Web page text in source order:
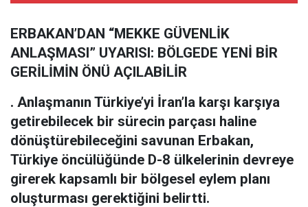
ERBAKAN’DAN “MEKKE GÜVENLİK
ANLAŞMASI” UYARISI: BÖLGEDE YENİ BİR
GERİLİMİN ÖNÜ AÇILABİLİR
. Anlaşmanın Türkiye’yi İran’la karşı karşıya
getirebilecek bir sürecin parçası haline
dönüştürebileceğini savunan Erbakan,
Türkiye öncülüğünde D-8 ülkelerinin devreye
girerek kapsamlı bir bölgesel eylem planı
oluşturması gerektiğini belirtti.